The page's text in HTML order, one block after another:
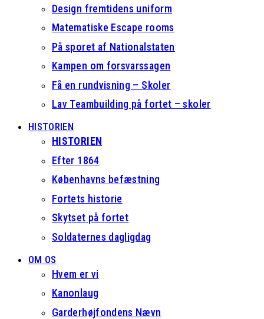
Design fremtidens uniform
Matematiske Escape rooms
På sporet af Nationalstaten
Kampen om forsvarssagen
Få en rundvisning – Skoler
Lav Teambuilding på fortet – skoler
HISTORIEN
HISTORIEN
Efter 1864
Københavns befæstning
Fortets historie
Skytset på fortet
Soldaternes dagligdag
OM OS
Hvem er vi
Kanonlaug
Garderhøjfondens Nævn